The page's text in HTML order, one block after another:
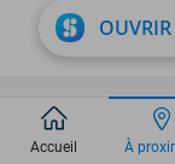
Hors taxe
Manucure +
Accueil À